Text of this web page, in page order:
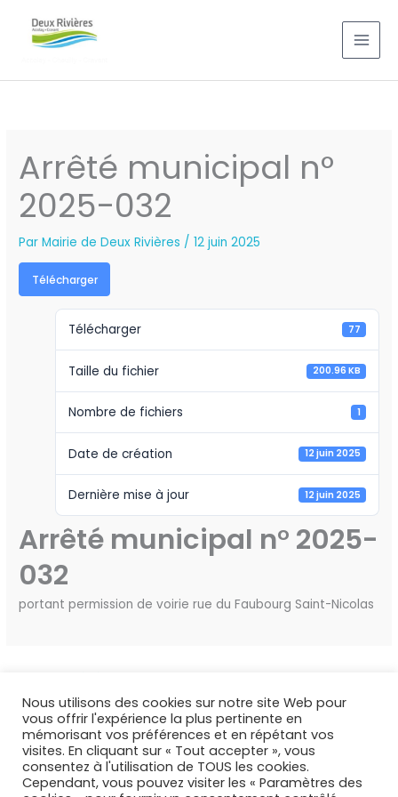
Arrêté municipal n°
2025-032
ParMairie de Deux Rivières /12 juin 2025
Télécharger
Télécharger 77
Taille du fichier 200.96 KB
Nombre de fichiers 1
Date de création 12 juin 2025
Dernière mise à jour 12 juin 2025
Arrêté municipal n° 2025-
032
portant permission de voirie rue du Faubourg Saint-Nicolas
Copyright © 2026 Deux Rivières
Nous utilisons des cookies sur notre site Web pour
vous offrir l'expérience la plus pertinente en
mémorisant vos préférences et en répétant vos
visites. En cliquant sur « Tout accepter », vous
consentez à l'utilisation de TOUS les cookies.
Cependant, vous pouvez visiter les « Paramètres des